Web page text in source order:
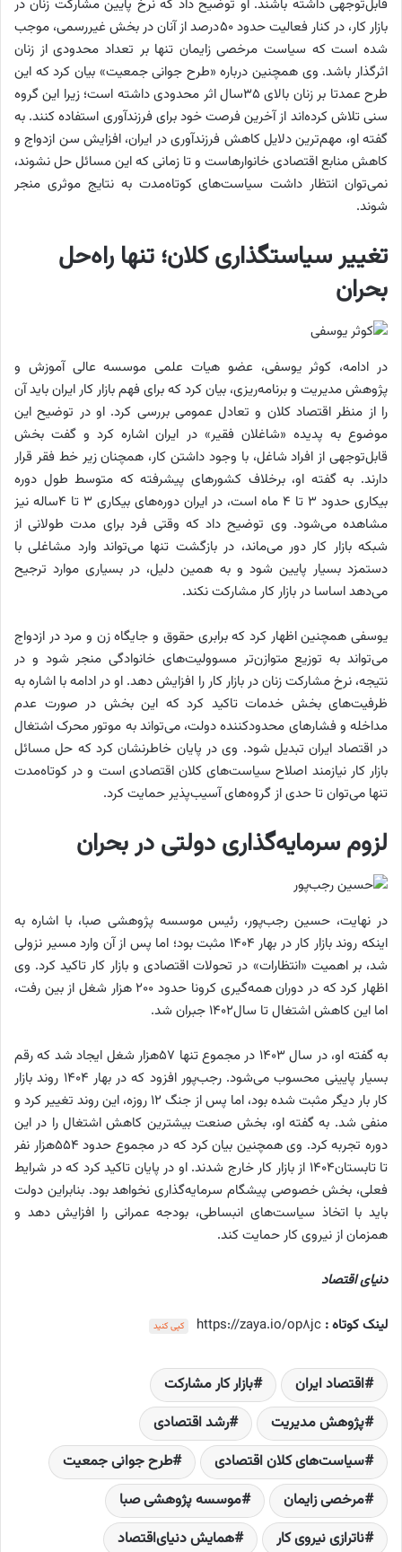
قابل‌توجهی داشته باشند. او توضیح داد که نرخ پایین مشارکت زنان در
بازار کار، در کنار فعالیت حدود ۵۰درصد از آنان در بخش غیررسمی، موجب
شده است که سیاست مرخصی زایمان تنها بر تعداد محدودی از زنان
اثرگذار باشد. وی همچنین درباره «طرح جوانی جمعیت» بیان کرد که این
طرح عمدتا بر زنان بالای ۳۵سال اثر محدودی داشته است؛ زیرا این گروه
سنی تلاش کرده‌اند از آخرین فرصت خود برای فرزندآوری استفاده کنند. به
گفته او، مهم‌ترین دلایل کاهش فرزندآوری در ایران، افزایش سن ازدواج و
کاهش منابع اقتصادی خانوارهاست و تا زمانی که این مسائل حل نشوند،
نمی‌توان انتظار داشت سیاست‌های کوتاه‌مدت به نتایج موثری منجر
شوند.
تغییر سیاستگذاری کلان؛ تنها راه‌حل
بحران
در ادامه، کوثر یوسفی، عضو هیات علمی موسسه عالی آموزش و
پژوهش مدیریت و برنامه‌ریزی، بیان کرد که برای فهم بازار کار ایران باید آن
را از منظر اقتصاد کلان و تعادل عمومی بررسی کرد. او در توضیح این
موضوع به پدیده «شاغلان فقیر» در ایران اشاره کرد و گفت بخش
قابل‌توجهی از افراد شاغل، با وجود داشتن کار، همچنان زیر خط فقر قرار
دارند. به گفته او، برخلاف کشورهای پیشرفته که متوسط طول دوره
بیکاری حدود ۳ تا ۴ ماه است، در ایران دوره‌های بیکاری ۳ تا ۴ساله نیز
مشاهده می‌شود. وی توضیح داد که وقتی فرد برای مدت طولانی از
شبکه بازار کار دور می‌ماند، در بازگشت تنها می‌تواند وارد مشاغلی با
دستمزد بسیار پایین شود و به همین دلیل، در بسیاری موارد ترجیح
می‌دهد اساسا در بازار کار مشارکت نکند.
یوسفی همچنین اظهار کرد که برابری حقوق و جایگاه زن و مرد در ازدواج
می‌تواند به توزیع متوازن‌تر مسوولیت‌های خانوادگی منجر شود و در
نتیجه، نرخ مشارکت زنان در بازار کار را افزایش دهد. او در ادامه با اشاره به
ظرفیت‌های بخش خدمات تاکید کرد که این بخش در صورت عدم
مداخله و فشارهای محدودکننده دولت، می‌تواند به موتور محرک اشتغال
در اقتصاد ایران تبدیل شود. وی در پایان خاطرنشان کرد که حل مسائل
بازار کار نیازمند اصلاح سیاست‌های کلان اقتصادی است و در کوتاه‌مدت
تنها می‌توان تا حدی از گروه‌های آسیب‌پذیر حمایت کرد.
لزوم سرمایه‌گذاری دولتی در بحران
در نهایت، حسین رجب‌پور، رئیس موسسه پژوهشی صبا، با اشاره به
اینکه روند بازار کار در بهار ۱۴۰۴ مثبت بود؛ اما پس از آن وارد مسیر نزولی
شد، بر اهمیت «انتظارات» در تحولات اقتصادی و بازار کار تاکید کرد. وی
اظهار کرد که در دوران همه‌گیری کرونا حدود ۲۰۰ هزار شغل از بین رفت،
اما این کاهش اشتغال تا سال۱۴۰۲ جبران شد.
به گفته او، در سال ۱۴۰۳ در مجموع تنها ۵۷هزار شغل ایجاد شد که رقم
بسیار پایینی محسوب می‌شود. رجب‌پور افزود که در بهار ۱۴۰۴ روند بازار
کار بار دیگر مثبت شده بود، اما پس از جنگ ۱۲ روزه، این روند تغییر کرد و
منفی شد. به گفته او، بخش صنعت بیشترین کاهش اشتغال را در این
دوره تجربه کرد. وی همچنین بیان کرد که در مجموع حدود ۵۵۴هزار نفر
تا تابستان۱۴۰۴ از بازار کار خارج شدند. او در پایان تاکید کرد که در شرایط
فعلی، بخش خصوصی پیشگام سرمایه‌گذاری نخواهد بود. بنابراین دولت
باید با اتخاذ سیاست‌های انبساطی، بودجه عمرانی را افزایش دهد و
همزمان از نیروی کار حمایت کند.
دنیای اقتصاد
لینک کوتاه : https://zaya.io/op8jc کپی کنید
اقتصاد ایران
بازار کار مشارکت
پژوهش مدیریت
رشد اقتصادی
سیاست‌های کلان اقتصادی
طرح جوانی جمعیت
مرخصی زایمان
موسسه پژوهشی صبا
ناترازی نیروی کار
همایش دنیای‌اقتصاد